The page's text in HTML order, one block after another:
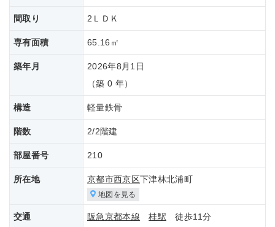
間取り 2ＬＤＫ
専有面積 65.16㎡
築年月
2026年8月1日
（築 0 年）
構造 軽量鉄骨
階数 2/2階建
部屋番号 210
所在地 京都市西京区下津林北浦町
地図を見る
交通 阪急京都本線 桂駅 徒歩11分